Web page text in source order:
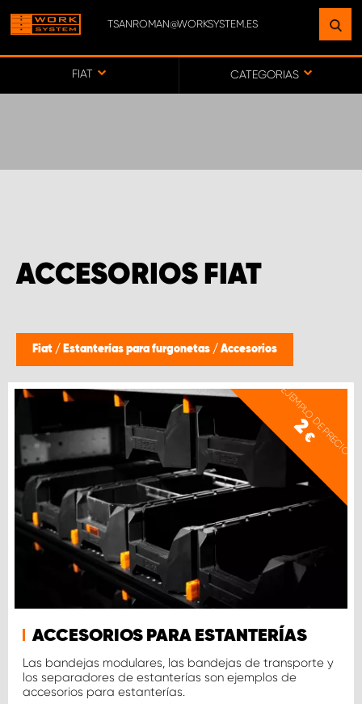
TSANROMAN@WORKSYSTEM.ES
FIAT CATEGORIAS
ACCESORIOS FIAT
Fiat / Estanterías para furgonetas / Accesorios
EJEMPLO DE PRECIO
2
€
ACCESORIOS PARA ESTANTERÍAS
Las bandejas modulares, las bandejas de transporte y
los separadores de estanterías son ejemplos de
accesorios para estanterías.
ENCUENTRE UNA INSTALACIÓN
CERCA DE USTED